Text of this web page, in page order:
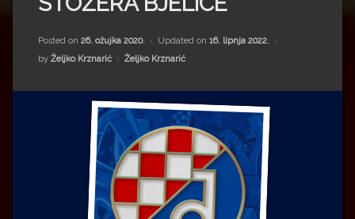
Impressum
Milenko Strižak
Drugi autori
Drugi autori
Ljiljana Lekanić-Kljaić
Željko Krznarić
Mario Lovreković
Posted on 26. ožujka 2020. Updated on 16. lipnja 2022.
by Željko Krznarić Kategorije:
Željko Krznarić